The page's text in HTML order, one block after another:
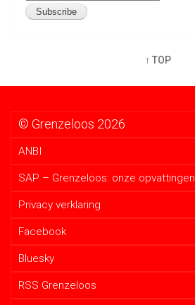
↑ TOP
© Grenzeloos 2026
ANBI
SAP – Grenzeloos: onze opvattingen
Privacy verklaring
Facebook
Bluesky
RSS Grenzeloos